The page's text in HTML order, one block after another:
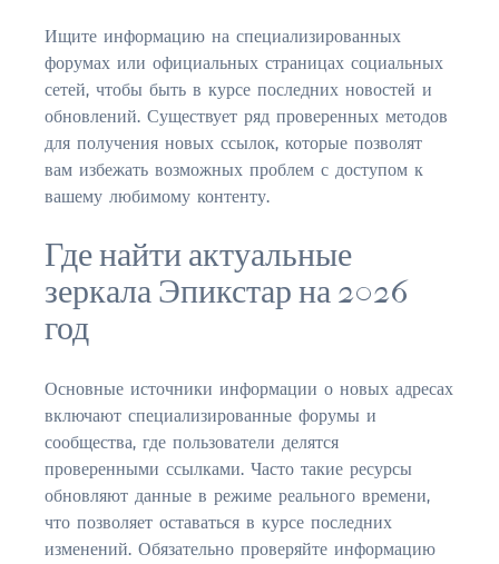
$1,000,000-$2,000,000
$2,000,000 and up
ST AUGUSTINE BEACH
$150,000 and down
$150,000 – $350,000
$350,000 – $500,000
$1,000,000 – $2,000,000
$2,000,000 and up
PONTE VEDRA / NOCATEE
$150,000 and down
Ищите информацию на специализированных
форумах или официальных страницах социальных
сетей, чтобы быть в курсе последних новостей и
обновлений. Существует ряд проверенных методов
для получения новых ссылок, которые позволят
вам избежать возможных проблем с доступом к
вашему любимому контенту.
Где найти актуальные
зеркала Эпикстар на 2026
год
Основные источники информации о новых адресах
включают специализированные форумы и
сообщества, где пользователи делятся
проверенными ссылками. Часто такие ресурсы
обновляют данные в режиме реального времени,
что позволяет оставаться в курсе последних
изменений. Обязательно проверяйте информацию